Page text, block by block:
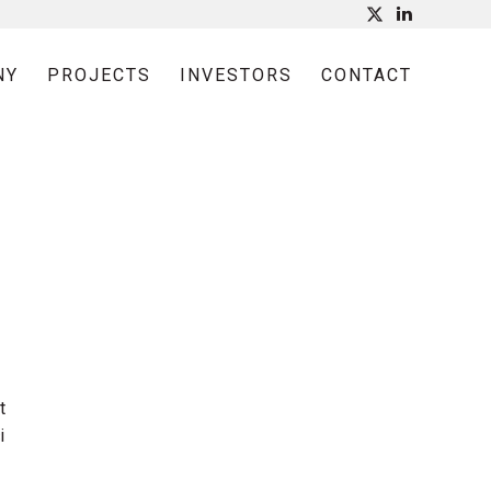
PROJECTS INVESTORS CONTACT